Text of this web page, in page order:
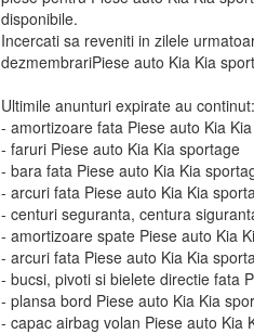
disponibile.
Incercati sa reveniti in zilele
dezmembrariPiese auto Kia Kia
Ultimile anunturi expirate au continut:
- amortizoare fata Piese auto Kia
- faruri Piese auto Kia Kia sportage
- bara fata Piese auto Kia Kia
- arcuri fata Piese auto Kia Kia
- centuri seguranta, centura
- amortizoare spate Piese auto Kia
- arcuri fata Piese auto Kia Kia
- bucsi, pivoti si bielete directie fata
- plansa bord Piese auto Kia Kia
- capac airbag volan Piese auto Kia